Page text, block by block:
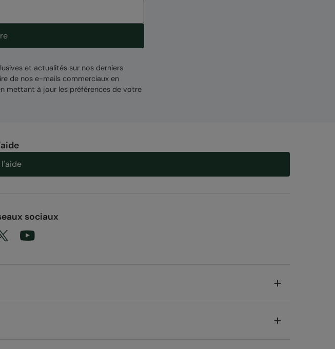
et actualités sur nos derniers
de nos e-mails commerciaux en
mettant à jour les préférences de votre
sociaux